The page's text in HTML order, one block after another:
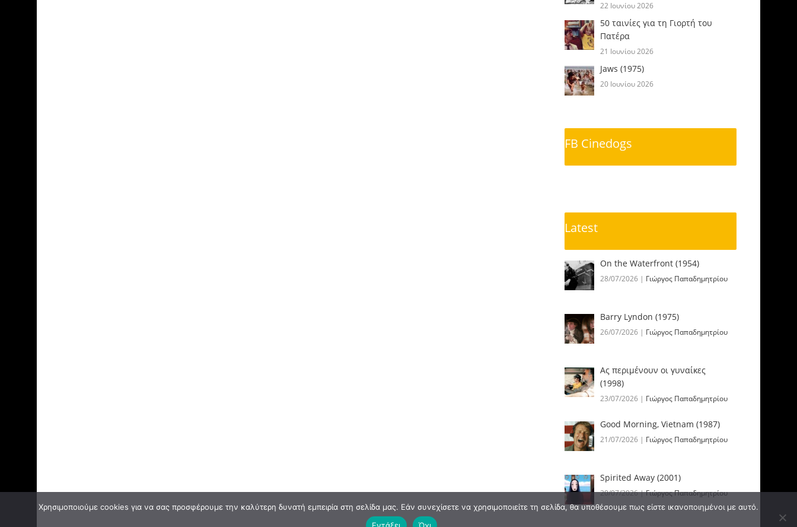
22 Ιουνίου 2026
50 ταινίες για τη Γιορτή του
Πατέρα
21 Ιουνίου 2026
Jaws (1975)
20 Ιουνίου 2026
FB Cinedogs
Latest
On the Waterfront (1954)
28/07/2026 | Γιώργος Παπαδημητρίου
Barry Lyndon (1975)
26/07/2026 | Γιώργος Παπαδημητρίου
Ας περιμένουν οι γυναίκες
(1998)
23/07/2026 | Γιώργος Παπαδημητρίου
Good Morning, Vietnam (1987)
21/07/2026 | Γιώργος Παπαδημητρίου
Spirited Away (2001)
20/07/2026|Γιώργος Παπαδημητρίου
Χρησιμοποιούμε cookies για να σας προσφέρουμε την καλύτερη δυνατή εμπειρία στη σελίδα μας. Εάν συνεχίσετε να χρησιμοποιείτε τη σελίδα, θα υποθέσουμε πως είστε ικανοποιημένοι με αυτό.
Εντάξει
Όχι